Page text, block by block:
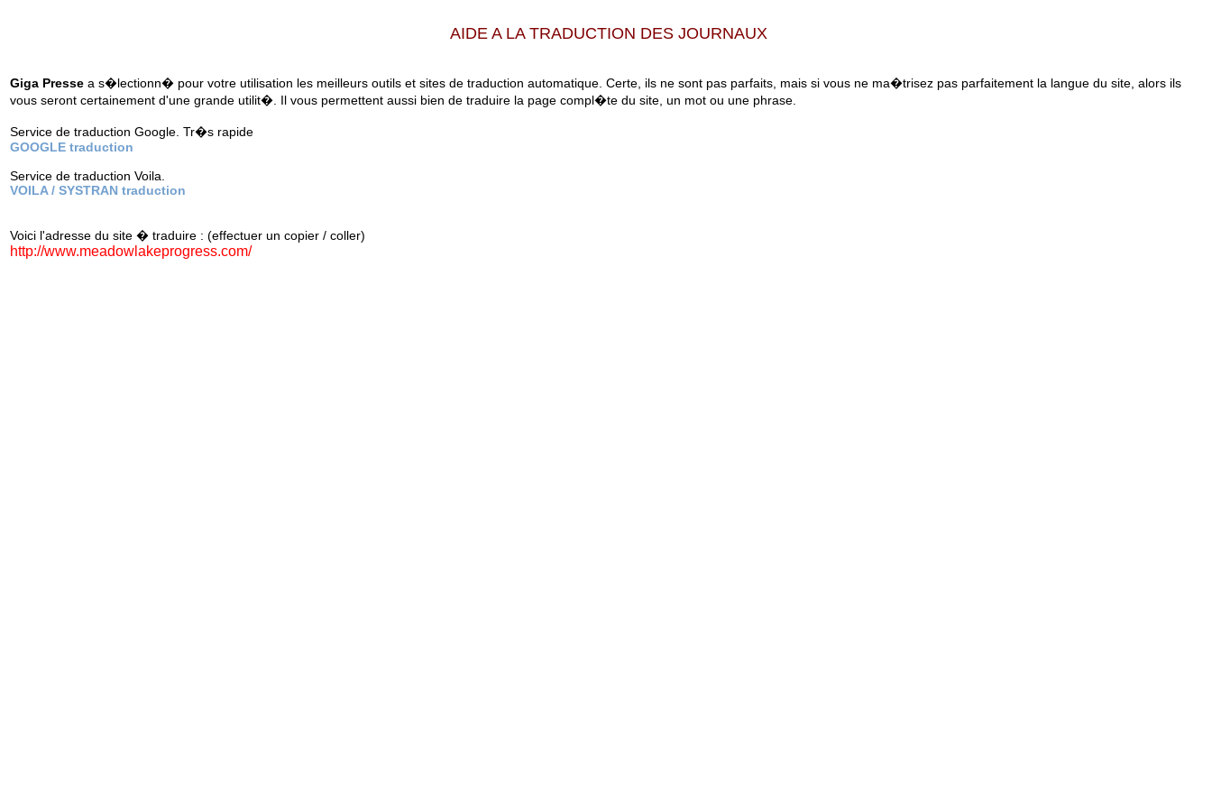
AIDE A LA TRADUCTION DES JOURNAUX
Giga Presse a s�lectionn� pour votre utilisation les meilleurs outils et sites de traduction automatique. Certe, ils ne sont pas parfaits, mais si vous ne ma�trisez pas parfaitement la langue du site, alors ils
vous seront certainement d'une grande utilit�. Il vous permettent aussi bien de traduire la page compl�te du site, un mot ou une phrase.
Service de traduction Google. Tr�s rapide
GOOGLE traduction
Service de traduction Voila.
VOILA / SYSTRAN traduction
Voici l'adresse du site � traduire : (effectuer un copier / coller)
http://www.meadowlakeprogress.com/